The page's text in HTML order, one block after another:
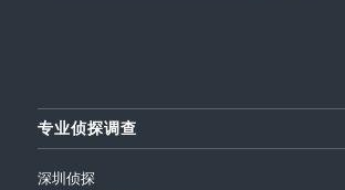
专业侦探调查
深圳侦探